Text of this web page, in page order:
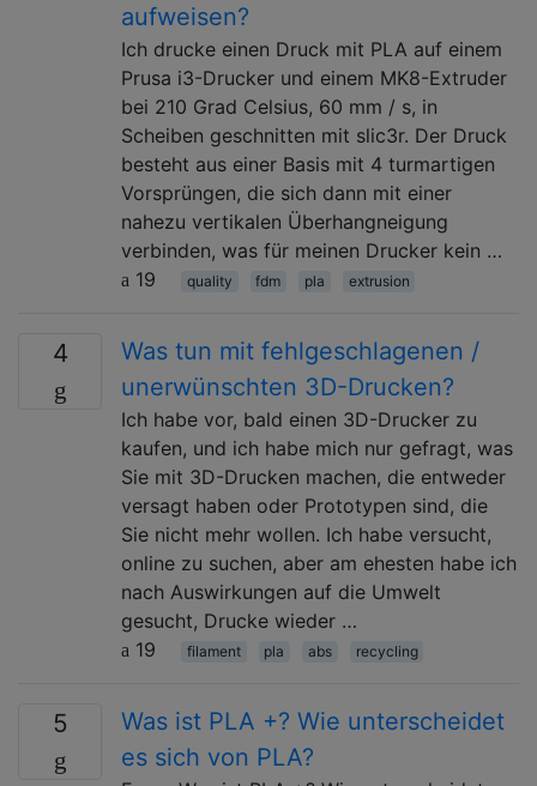
aufweisen?
Ich drucke einen Druck mit PLA auf einem
Prusa i3-Drucker und einem MK8-Extruder
bei 210 Grad Celsius, 60 mm / s, in
Scheiben geschnitten mit slic3r. Der Druck
besteht aus einer Basis mit 4 turmartigen
Vorsprüngen, die sich dann mit einer
nahezu vertikalen Überhangneigung
verbinden, was für meinen Drucker kein …
19
quality fdm pla extrusion
4
Was tun mit fehlgeschlagenen /
unerwünschten 3D-Drucken?
Ich habe vor, bald einen 3D-Drucker zu
kaufen, und ich habe mich nur gefragt, was
Sie mit 3D-Drucken machen, die entweder
versagt haben oder Prototypen sind, die
Sie nicht mehr wollen. Ich habe versucht,
online zu suchen, aber am ehesten habe ich
nach Auswirkungen auf die Umwelt
gesucht, Drucke wieder …
19
filament pla abs recycling
5
Was ist PLA +? Wie unterscheidet
es sich von PLA?